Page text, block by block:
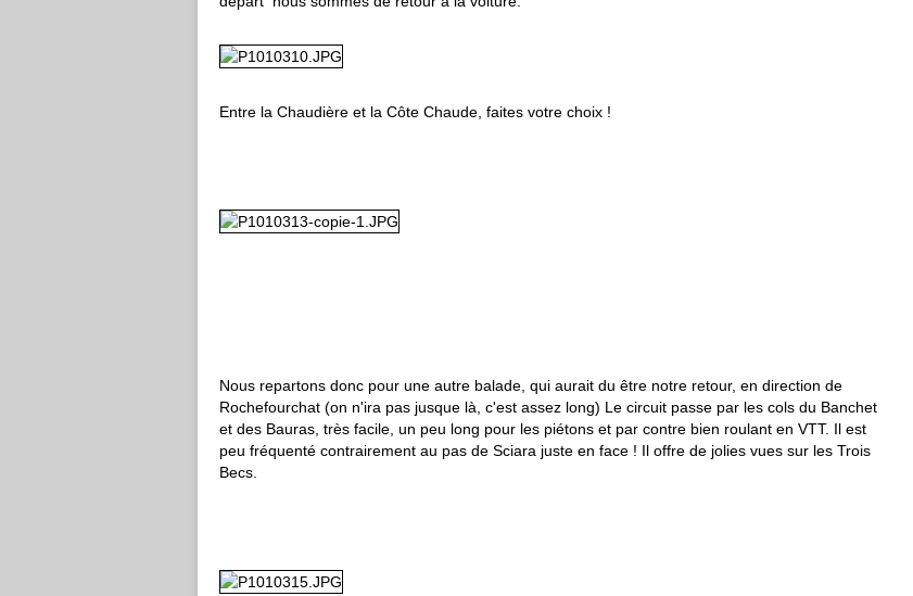
Entre la Chaudière et la Côte Chaude, faites votre choix !
Nous repartons donc pour une autre balade, qui aurait du être notre retour, en direction de
Rochefourchat (on n'ira pas jusque là, c'est assez long) Le circuit passe par les cols du Banchet
et des Bauras, très facile, un peu long pour les piétons et par contre bien roulant en VTT. Il est
peu fréquenté contrairement au pas de Sciara juste en face ! Il offre de jolies vues sur les Trois
Becs.